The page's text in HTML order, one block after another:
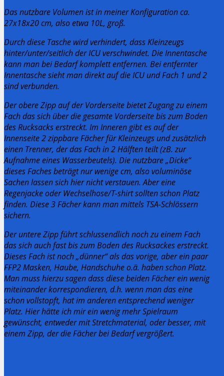
Das nutzbare Volumen ist in meiner Konfiguration ca.
27x18x20 cm, also etwa 10L, groß.
Durch diese Tasche wird verhindert, dass Kleinzeugs
hinter/unter/seitlich der ICU verschwindet. Die Innentasche
kann man bei Bedarf komplett entfernen. Bei entfernter
Innentasche sieht man direkt auf die ICU und Fach 1 und 2
sind verbunden.
Der obere Zipp auf der Vorderseite bietet Zugang zu einem
Fach das sich über die gesamte Vorderseite bis zum Boden
des Rucksacks erstreckt. Im Inneren gibt es auf der
Innenseite 2 zippbare Fächer für Kleinzeugs und zusätzlich
einen Trenner, der das Fach in 2 Hälften teilt (zB. zur
Aufnahme eines Wasserbeutels). Die nutzbare „Dicke“
dieses Faches beträgt nur wenige cm, also voluminöse
Sachen lassen sich hier nicht verstauen. Aber eine
Regenjacke oder Wechselhose/T-shirt sollten schon Platz
finden. Diese 3 Fächer kann man mittels TSA-Schlössern
sichern.
Der untere Zipp führt schlussendlich noch zu einem Fach
das sich auch fast bis zum Boden des Rucksackes erstreckt.
Dieses Fach ist noch „dünner“ als das vorige, aber ein paar
FFP2 Masken, Haube, Handschuhe o.ä. haben schon Platz.
Man muss hierzu sagen dass diese beiden Fächer ein wenig
miteinander korrespondieren, d.h. wenn man das eine
schon vollstopft, hat im anderen entsprechend weniger
Platz. Hier hätte ich mir ein wenig mehr Spielraum
gewünscht, entweder mit Stretchmaterial, oder besser, mit
einem Zipp, der die Fächer bei Bedarf vergrößert.